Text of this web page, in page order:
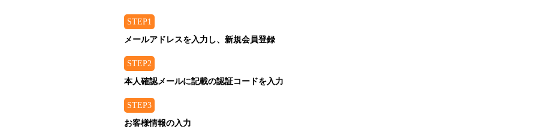
STEP1
メールアドレスを入力し、新規会員登録
STEP2
本人確認メールに記載の認証コードを入力
STEP3
お客様情報の入力